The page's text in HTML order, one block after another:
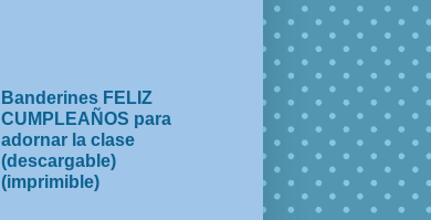
Banderines FELIZ
CUMPLEAÑOS para
adornar la clase
(descargable)
(imprimible)